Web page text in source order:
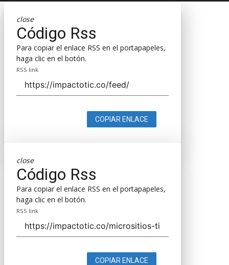
close
Código Rss
Para copiar el enlace RSS en el portapapeles,
haga clic en el botón.
RSS link
COPIAR ENLACE
close
Código Rss
Para copiar el enlace RSS en el portapapeles,
haga clic en el botón.
RSS link
COPIAR ENLACE